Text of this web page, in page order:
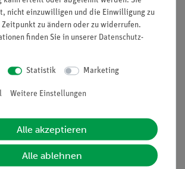
elektrische Zuleitung erfolgt über einen
Platinblech angeschmolzen ist und am
Glasrohrs herausragt.
und technische
8 mm
nicht einzuwilligen und die Einwilligung zu
zu ändern oder zu widerrufen.
finden Sie in unserer Daten­schutz­
Statistik Marketing
Weitere Einstellungen
Alle akzeptieren
Alle ablehnen